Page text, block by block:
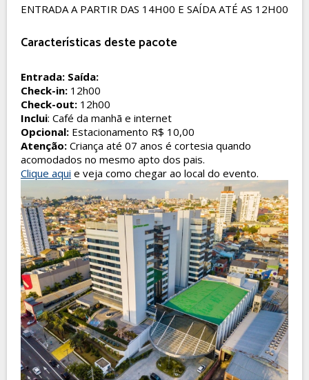
ENTRADA A PARTIR DAS 14H00 E SAÍDA ATÉ AS 12H00
Características deste pacote
Entrada: Saída:
Check-in: 12h00
Check-out: 12h00
Inclui: Café da manhã e internet
Opcional: Estacionamento R$ 10,00
Atenção: Criança até 07 anos é cortesia quando
acomodados no mesmo apto dos pais.
Clique aqui e veja como chegar ao local do evento.